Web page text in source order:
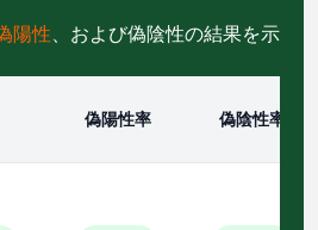
陽性、および偽陰性の結果を示
偽陽性率 偽陰性率